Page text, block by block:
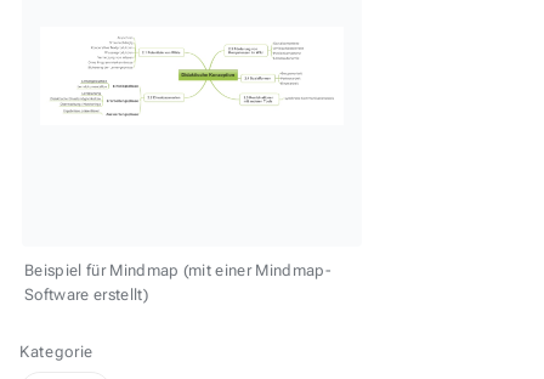
Beispiel für Mindmap (mit einer Mindmap-
Software erstellt)
Kategorie